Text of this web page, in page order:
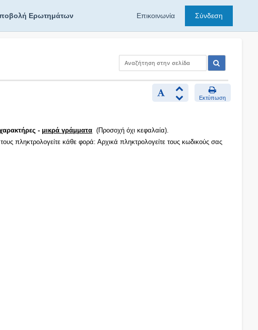
Ερωτημάτων Επικοινωνία Σύνδεση
Εκτύπωση
- μικρά γράμματα (Προσοχή όχι κεφαλαία).
πληκτρολογείτε κάθε φορά: Αρχικά πληκτρολογείτε τους κωδικούς σας